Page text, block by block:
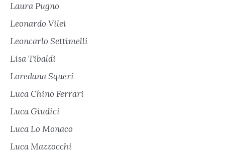
Laura Pugno
Leonardo Vilei
Leoncarlo Settimelli
Lisa Tibaldi
Loredana Squeri
Luca Chino Ferrari
Luca Giudici
Luca Lo Monaco
Luca Mazzocchi